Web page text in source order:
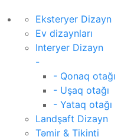
Eksteryer Dizayn
Ev dizaynları
Interyer Dizayn
-
- Qonaq otağı
- Uşaq otağı
- Yataq otağı
Landşaft Dizayn
Təmir & Tikinti